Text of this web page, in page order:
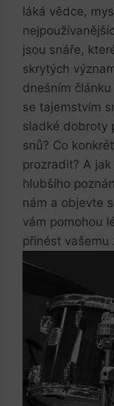
láká vědce,
jsou snáře,
skrytých
dnešním
se tajemstvím
sladké dobroty
snů? Co‍
prozradit? A
hlubšího
nám a ‍objevte
vám pomohou
přinést vašemu